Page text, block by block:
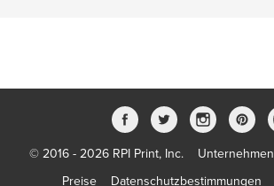
© 2016 - 2026 RPI Print, Inc. Unternehmen
Preise
Datenschutzbestimmungen